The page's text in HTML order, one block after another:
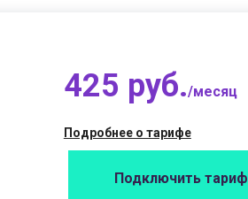
425 руб./месяц
Подробнее о тарифе
Подключить тариф